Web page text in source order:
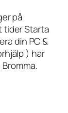
på
tider Starta
din PC &
) har